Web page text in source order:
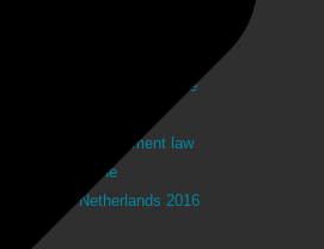
employees in the
Netherlands
Employment law
in the
Netherlands 2016